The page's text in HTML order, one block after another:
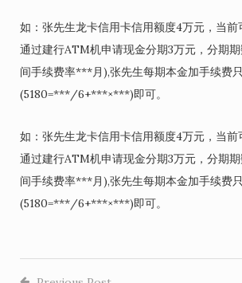
如：张先生龙卡信用卡信用额度4万元，当前
通过建行ATM机申请现金分期3万元，分期
间手续费率***月),张先生每期本金加手续费
(5180=***/6+***×***)即可。
如：张先生龙卡信用卡信用额度4万元，当前
通过建行ATM机申请现金分期3万元，分期
间手续费率***月),张先生每期本金加手续费
(5180=***/6+***×***)即可。